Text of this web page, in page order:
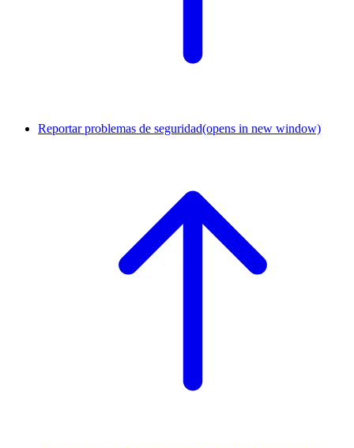
Reportar problemas de seguridad(opens in new window)